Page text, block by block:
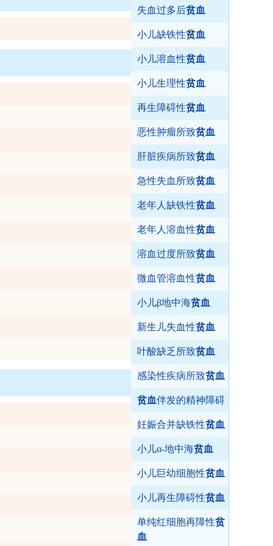
失血过多后贫血
小儿缺铁性贫血
小儿溶血性贫血
小儿生理性贫血
再生障碍性贫血
恶性肿瘤所致贫血
肝脏疾病所致贫血
急性失血所致贫血
老年人缺铁性贫血
老年人溶血性贫血
溶血过度所致贫血
微血管溶血性贫血
小儿β地中海贫血
新生儿失血性贫血
叶酸缺乏所致贫血
感染性疾病所致贫血
贫血伴发的精神障碍
妊娠合并缺铁性贫血
小儿α-地中海贫血
小儿巨幼细胞性贫血
小儿再生障碍性贫血
单纯红细胞再障性贫
血